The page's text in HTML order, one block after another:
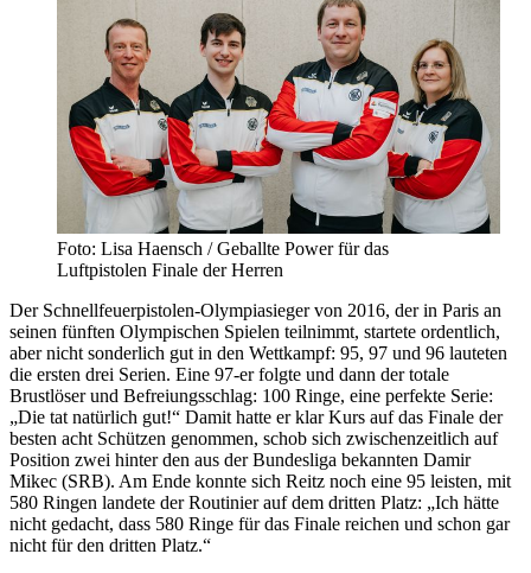
Foto: Lisa Haensch / Geballte Power für das
Luftpistolen Finale der Herren
Der Schnellfeuerpistolen-Olympiasieger von 2016, der in Paris an
seinen fünften Olympischen Spielen teilnimmt, startete ordentlich,
aber nicht sonderlich gut in den Wettkampf: 95, 97 und 96 lauteten
die ersten drei Serien. Eine 97-er folgte und dann der totale
Brustlöser und Befreiungsschlag: 100 Ringe, eine perfekte Serie:
„Die tat natürlich gut!“ Damit hatte er klar Kurs auf das Finale der
besten acht Schützen genommen, schob sich zwischenzeitlich auf
Position zwei hinter den aus der Bundesliga bekannten Damir
Mikec (SRB). Am Ende konnte sich Reitz noch eine 95 leisten, mit
580 Ringen landete der Routinier auf dem dritten Platz: „Ich hätte
nicht gedacht, dass 580 Ringe für das Finale reichen und schon gar
nicht für den dritten Platz.“